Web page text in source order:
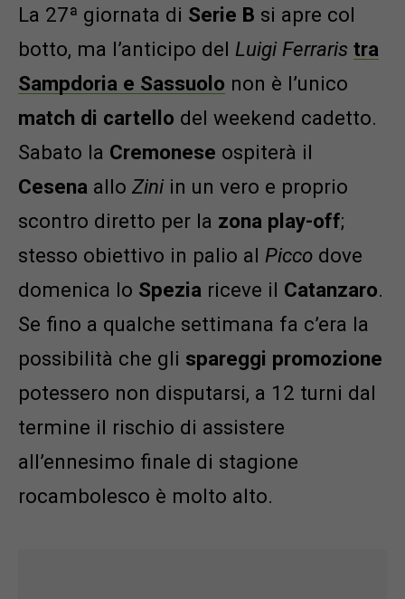
La 27ª giornata di Serie B si apre col
botto, ma l’anticipo del Luigi Ferraris tra
Sampdoria e Sassuolo non è l’unico
match di cartello del weekend cadetto.
Sabato la Cremonese ospiterà il
Cesena allo Zini in un vero e proprio
scontro diretto per la zona play-off;
stesso obiettivo in palio al Picco dove
domenica lo Spezia riceve il Catanzaro.
Se fino a qualche settimana fa c’era la
possibilità che gli spareggi promozione
potessero non disputarsi, a 12 turni dal
termine il rischio di assistere
all’ennesimo finale di stagione
rocambolesco è molto alto.